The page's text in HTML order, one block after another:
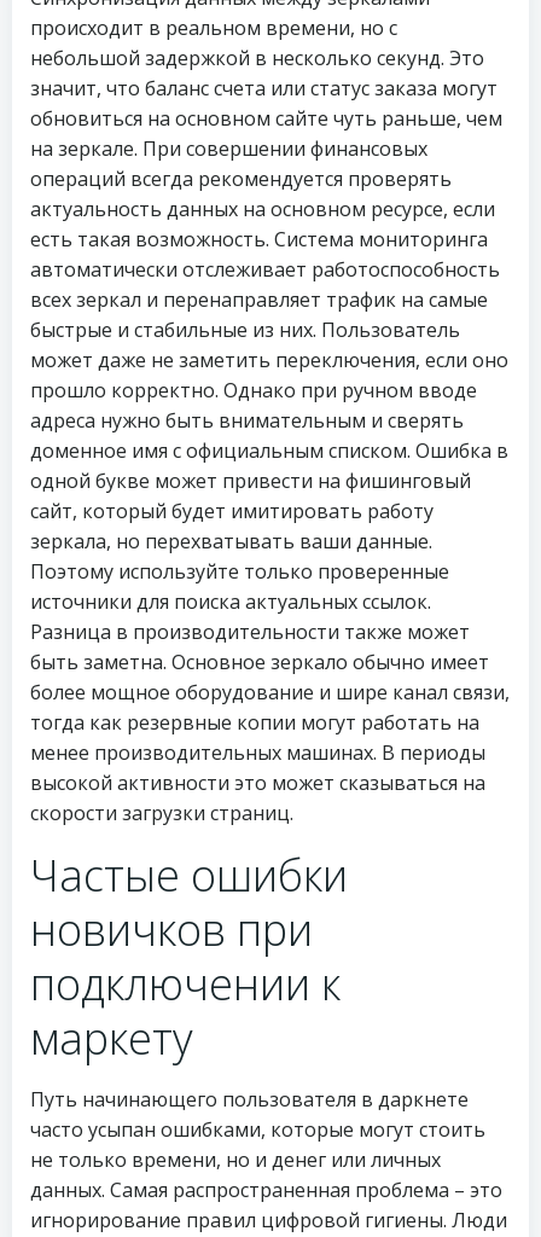
происходит в реальном времени, но с
небольшой задержкой в несколько секунд. Это
значит, что баланс счета или статус заказа могут
обновиться на основном сайте чуть раньше, чем
на зеркале. При совершении финансовых
операций всегда рекомендуется проверять
актуальность данных на основном ресурсе, если
есть такая возможность. Система мониторинга
автоматически отслеживает работоспособность
всех зеркал и перенаправляет трафик на самые
быстрые и стабильные из них. Пользователь
может даже не заметить переключения, если оно
прошло корректно. Однако при ручном вводе
адреса нужно быть внимательным и сверять
доменное имя с официальным списком. Ошибка в
одной букве может привести на фишинговый
сайт, который будет имитировать работу
зеркала, но перехватывать ваши данные.
Поэтому используйте только проверенные
источники для поиска актуальных ссылок.
Разница в производительности также может
быть заметна. Основное зеркало обычно имеет
более мощное оборудование и шире канал связи,
тогда как резервные копии могут работать на
менее производительных машинах. В периоды
высокой активности это может сказываться на
скорости загрузки страниц.
Частые ошибки
новичков при
подключении к
маркету
Путь начинающего пользователя в даркнете
часто усыпан ошибками, которые могут стоить
не только времени, но и денег или личных
данных. Самая распространенная проблема – это
игнорирование правил цифровой гигиены. Люди